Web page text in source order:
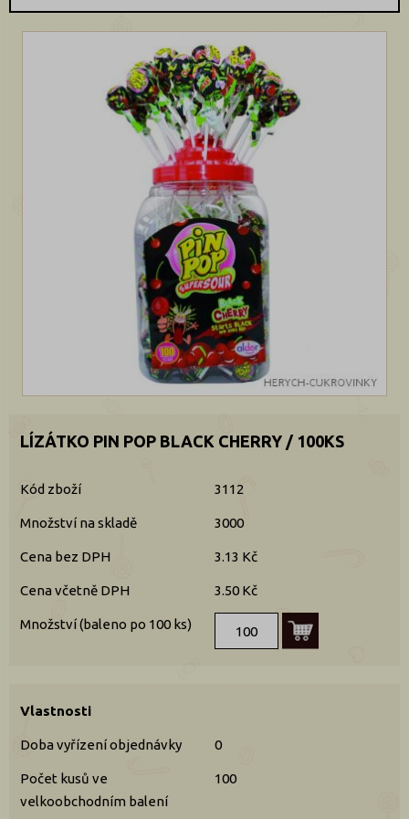
LÍZÁTKO PIN POP BLACK CHERRY / 100KS
Kód zboží 3112
Množství na skladě 3000
Cena bez DPH 3.13 Kč
Cena včetně DPH 3.50 Kč
Množství (baleno po 100 ks)
Vlastnosti
Doba vyřízení objednávky 0
Počet kusů ve
velkoobchodním balení
100